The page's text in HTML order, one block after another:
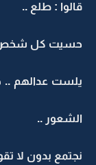
قالوا : طلع ..
حسيت كل شخص
يلست عدالهم ..
الشعور ..
نجتمع بدون لا